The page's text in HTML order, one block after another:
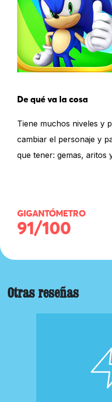
De qué va la cosa
Tiene muchos niveles y
cambiar el personaje y
que tener: gemas, aritos
GIGANTÓMETRO
91/100
Otras reseñas